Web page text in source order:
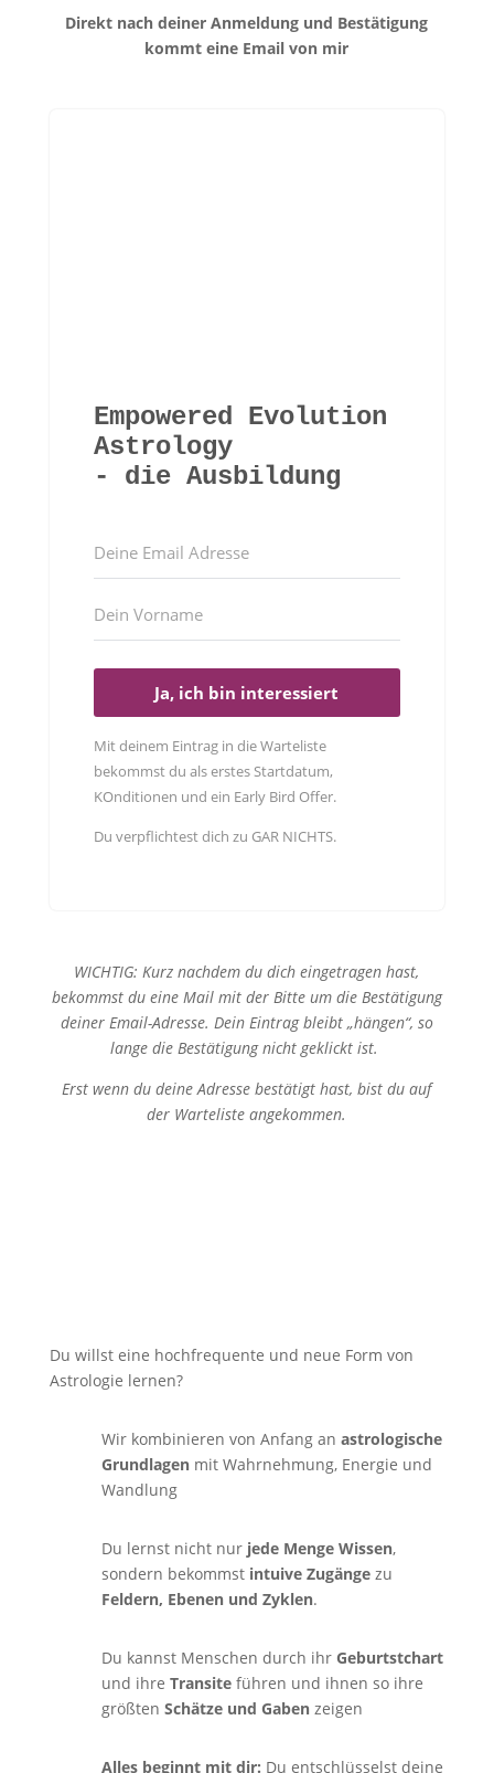
Direkt nach deiner Anmeldung und Bestätigung
kommt eine Email von mir
Empowered Evolution
Astrology
- die Ausbildung
Ja, ich bin interessiert
Mit deinem Eintrag in die Warteliste
bekommst du als erstes Startdatum,
KOnditionen und ein Early Bird Offer.
Du verpflichtest dich zu GAR NICHTS.
WICHTIG: Kurz nachdem du dich eingetragen hast,
bekommst du eine Mail mit der Bitte um die Bestätigung
deiner Email-Adresse. Dein Eintrag bleibt „hängen“, so
lange die Bestätigung nicht geklickt ist.
Erst wenn du deine Adresse bestätigt hast, bist du auf
der Warteliste angekommen.
Du willst eine hochfrequente und neue Form von
Astrologie lernen?
Wir kombinieren von Anfang an astrologische
Grundlagenmit Wahrnehmung, Energie und
Wandlung
Du lernst nicht nurjede Menge Wissen,
sondern bekommst intuive Zugängezu
Feldern, Ebenen und Zyklen.
Du kannst Menschen durch ihr Geburtstchart
und ihre Transiteführen und ihnen so ihre
größten Schätze und Gabenzeigen
Alles beginnt mit dir: Du entschlüsselst deine